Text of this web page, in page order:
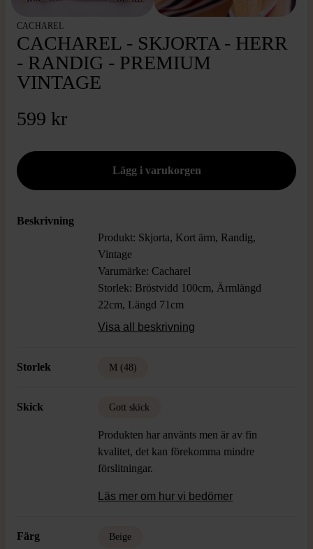
CACHAREL
CACHAREL - SKJORTA - HERR
- RANDIG - PREMIUM
VINTAGE
599 kr
Beskrivning
Produkt: Skjorta, Kort ärm, Randig,
Vintage
Varumärke: Cacharel
Storlek: Bröstvidd 100cm, Ärmlängd
22cm, Längd 71cm
Färg: Beige, Roströd
Visa all beskrivning
Storlek M (48)
Skick Gott skick
Produkten har använts men är av fin
kvalitet, det kan förekomma mindre
förslitningar.
Läs mer om hur vi bedömer
Färg Beige